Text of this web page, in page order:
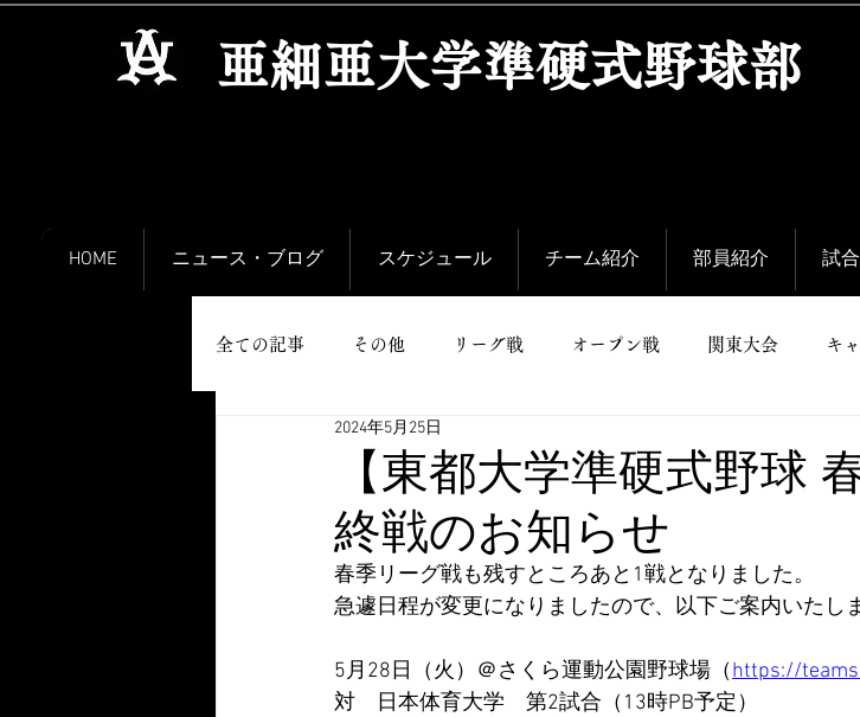
​亜細亜大学準硬式野球部
HOME ニュース・ブログ スケジュール チーム紹介 部員紹介 試
全ての記事 その他 リーグ戦 オープン戦 関東大会 キ
【東都大学準硬式野球
終戦のお知らせ
2024年5月25日
春季リーグ戦も残すところあと1戦となりました。
急遽日程が変更になりましたので、以下ご案内いたし
5月28日（火）＠さくら運動公園野球場（https://
対　日本体育大学　第2試合（13時PB予定）